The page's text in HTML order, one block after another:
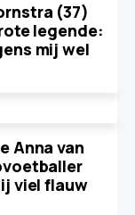
(37)
legende:
mij wel
Anna van
viel flauw